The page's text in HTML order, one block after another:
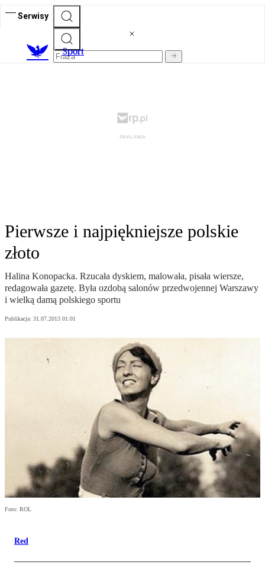
Serwisy
Sport
Pierwsze i najpiękniejsze polskie
złoto
Halina Konopacka. Rzucała dyskiem, malowała, pisała wiersze,
redagowała gazetę. Była ozdobą salonów przedwojennej Warszawy
i wielką damą polskiego sportu
Publikacja: 31.07.2013 01:01
Foto: ROL
Red